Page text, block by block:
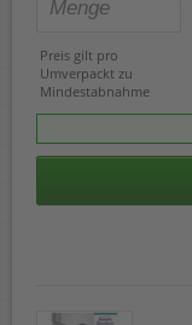
Preis gilt pro
Umverpackt zu
Mindestabnahme